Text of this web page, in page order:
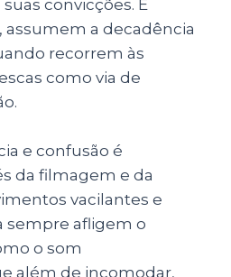
convicções. E
assumem a decadência
recorrem às
como via de
e confusão é
da filmagem e da
vacilantes e
sempre afligem o
o som
além de incomodar,